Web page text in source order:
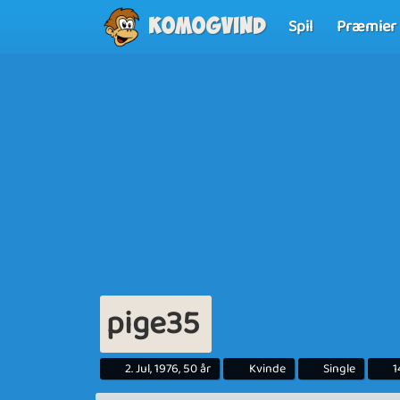
Komogvind Spil Præmier
pige35
2. Jul, 1976, 50 år Kvinde Single